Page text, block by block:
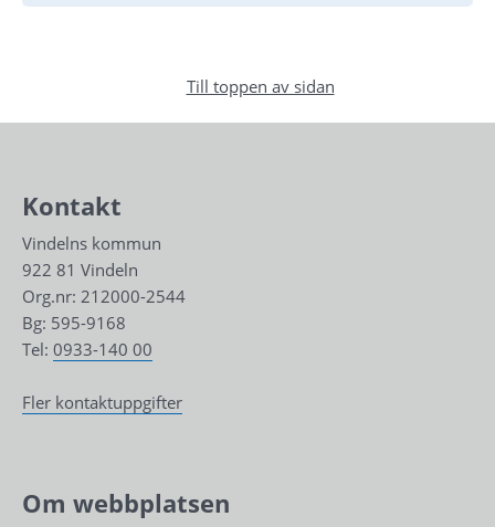
Till toppen av sidan
Kontakt
Vindelns kommun
922 81 Vindeln
Org.nr: 212000-2544
Bg: 595-9168
Tel: 0933-140 00
Fler kontaktuppgifter
Om webbplatsen